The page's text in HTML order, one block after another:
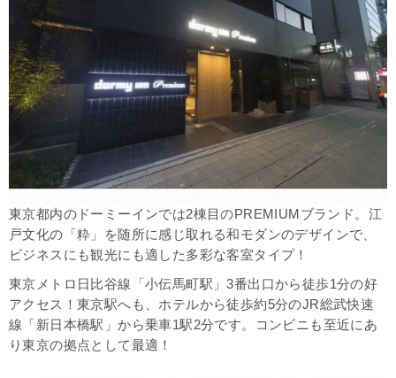
東京都内のドーミーインでは2棟目のPREMIUMブランド。江
戸文化の「粋」を随所に感じ取れる和モダンのデザインで、
ビジネスにも観光にも適した多彩な客室タイプ！
東京メトロ日比谷線「小伝馬町駅」3番出口から徒歩1分の好
アクセス！東京駅へも、ホテルから徒歩約5分のJR総武快速
線「新日本橋駅」から乗車1駅2分です。コンビニも至近にあ
り東京の拠点として最適！